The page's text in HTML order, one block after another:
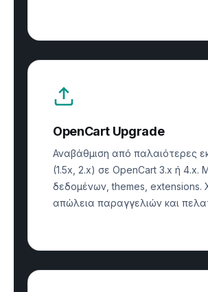
OpenCart Upgrade
Αναβάθμιση από παλαιότερες
(1.5x, 2.x) σε OpenCart 3.x ή
δεδομένων, themes, extensions.
απώλεια παραγγελιών και